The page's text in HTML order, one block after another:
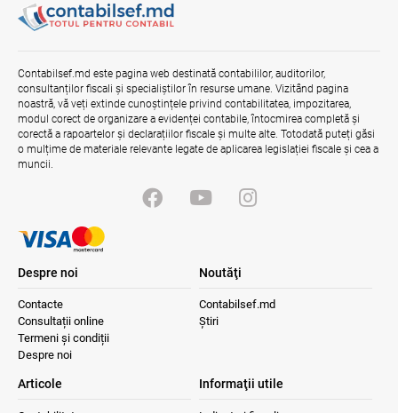
03.08.2026
Opinia comunității profesionale a
auditorilor interni în procesul de aliniere
la standardele internaționale și bunele
practici
04.08.2026 Ministerul Finanțelor
Contabilsef.md este pagina web destinată contabililor, auditorilor,
consultanților fiscali și specialiștilor în resurse umane. Vizitând pagina
noastră, vă veți extinde cunoștințele privind contabilitatea, impozitarea,
modul corect de organizare a evidenței contabile, întocmirea completă și
corectă a rapoartelor și declarațiilor fiscale și multe alte. Totodată puteți găsi
o mulțime de materiale relevante legate de aplicarea legislației fiscale și cea a
muncii.
Despre noi
Contacte
Consultații online
Termeni și condiții
Despre noi
Noutăţi
Contabilsef.md
Știri
Articole Informaţii utile